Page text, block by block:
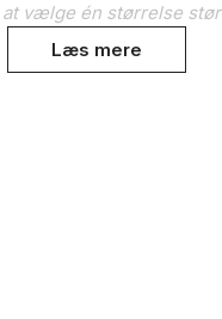
vælge én størrelse
Læs mere